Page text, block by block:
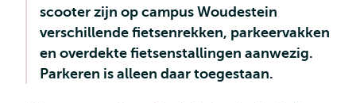
scooter zijn op campus Woudestein
verschillende fietsenrekken, parkeervakken
en overdekte fietsenstallingen aanwezig.
Parkeren is alleen daar toegestaan.